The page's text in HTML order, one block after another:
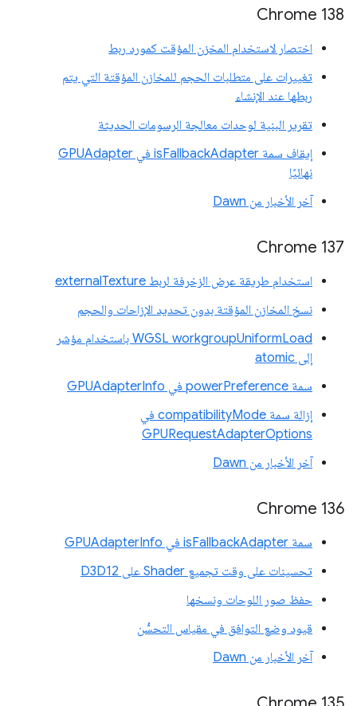
‫Chrome 138
اختصار لاستخدام المخزن المؤقت كمورد ربط
تغييرات على متطلبات الحجم للمخازن المؤقتة التي يتم
ربطها عند الإنشاء
تقرير البنية لوحدات معالجة الرسومات الحديثة
إيقاف سمة isFallbackAdapter في GPUAdapter
نهائيًا
آخر الأخبار من Dawn
‫Chrome 137
استخدام طريقة عرض الزخرفة لربط externalTexture
نسخ المخازن المؤقتة بدون تحديد الإزاحات والحجم
‫WGSL workgroupUniformLoad باستخدام مؤشر
إلى atomic
سمة powerPreference في GPUAdapterInfo
إزالة سمة compatibilityMode في
GPURequestAdapterOptions
آخر الأخبار من Dawn
Chrome 136
سمة isFallbackAdapter في GPUAdapterInfo
تحسينات على وقت تجميع Shader على D3D12
حفظ صور اللوحات ونسخها
قيود وضع التوافق في مقياس التحسُّن
آخر الأخبار من Dawn